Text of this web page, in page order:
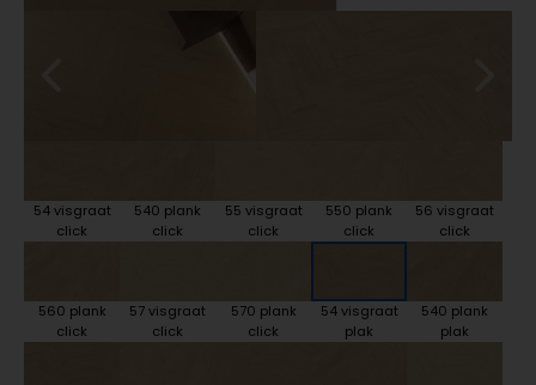
54 visgraat
click
540 plank
click
55 visgraat
click
550 plank
click
56 visgraat
click
560 plank
click
57 visgraat
click
570 plank
click
54 visgraat
plak
540 plank
plak